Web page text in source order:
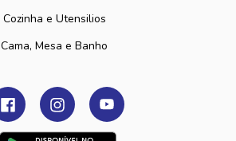
Cozinha e Utensilios
Cama, Mesa e Banho